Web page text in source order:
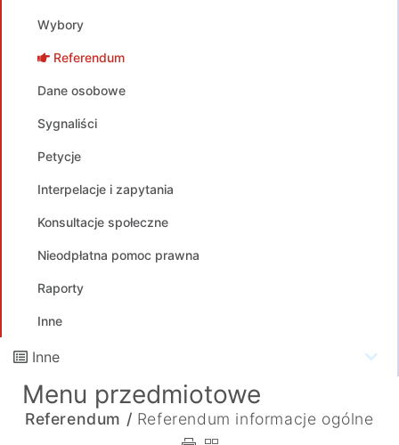
Wybory
Referendum
Dane osobowe
Sygnaliści
Petycje
Interpelacje i zapytania
Konsultacje społeczne
Nieodpłatna pomoc prawna
Raporty
Inne
Inne
Menu przedmiotowe
Referendum / Referendum informacje ogólne